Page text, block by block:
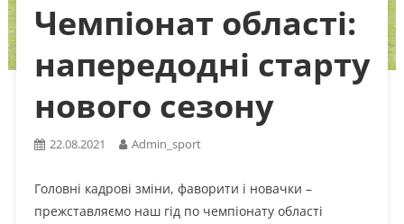
Чемпіонат області:
напередодні старту
нового сезону
22.08.2021 Admin_sport
Головні кадрові зміни, фаворити і новачки –
прежставляємо наш гід по чемпіонату області